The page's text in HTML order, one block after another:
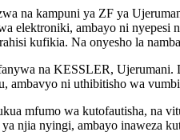
na kampuni ya ZF ya
elektroniki, ambayo ni nyepesi
kufikia. Na onyesho la
na KESSLER, Ujerumani.
ni uthibitisho wa vumbi
mfumo wa kutofautisha, na
njia nyingi, ambayo inaweza